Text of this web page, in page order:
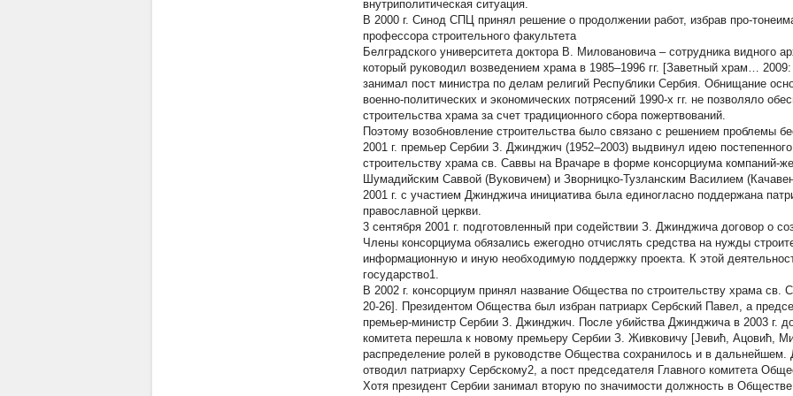
внутриполитическая ситуация.
В 2000 г. Синод СПЦ принял решение о продолжении работ, избрав про-
профессора строительного факультета
Белградского университета доктора В. Миловановича – сотрудника видного
который руководил возведением храма в 1985–1996 гг. [Заветный храм…
занимал пост министра по делам религий Республики Сербия. Обнищание
военно-политических и экономических потрясений 1990-х гг. не позволяло
строительства храма за счет традиционного сбора пожертвований.
Поэтому возобновление строительства было связано с решением проблемы
2001 г. премьер Сербии З. Джинджич (1952–2003) выдвинул идею
строительству храма св. Саввы на Врачаре в форме консорциума компаний-
Шумадийским Саввой (Вуковичем) и Зворницко-Тузланским Василием
2001 г. с участием Джинджича инициатива была единогласно поддержана
православной церкви.
3 сентября 2001 г. подготовленный при содействии З. Джинджича договор о
Члены консорциума обязались ежегодно отчислять средства на нужды
информационную и иную необходимую поддержку проекта. К этой
государство1.
В 2002 г. консорциум принял название Общества по строительству храма
20-26]. Президентом Общества был избран патриарх Сербский Павел, а
премьер-министр Сербии З. Джинджич. После убийства Джинджича в 2003 г.
комитета перешла к новому премьеру Сербии З. Живковичу [Јевић, Ацовић,
распределение ролей в руководстве Общества сохранилось и в
отводил патриарху Сербскому2, а пост председателя Главного комитета
Хотя президент Сербии занимал вторую по значимости должность в